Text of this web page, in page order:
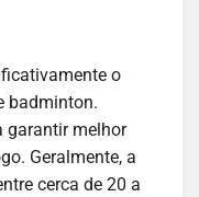
o
badminton.
garantir melhor
Geralmente, a
cerca de 20 a